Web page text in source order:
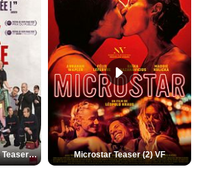
De la Comédie-Française Teaser (3) VF Microstar Teaser (2) VF